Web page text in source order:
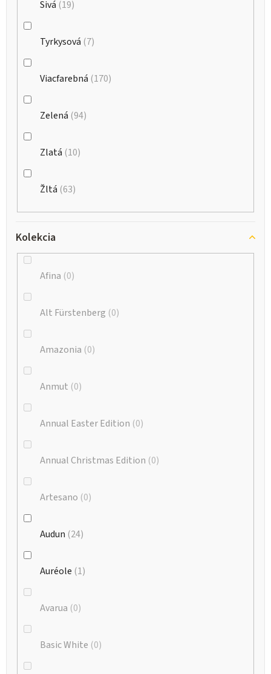
Sivá 19
Tyrkysová 7
Viacfarebná 170
Zelená 94
Zlatá 10
Žltá 63
Kolekcia
Afina 0
Alt Fürstenberg 0
Amazonia 0
Anmut 0
Annual Easter Edition 0
Annual Christmas Edition 0
Artesano 0
Audun 24
Auréole 1
Avarua 0
Basic White 0